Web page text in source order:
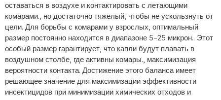
оставаться в воздухе и контактировать с летающими
комарами., но достаточно тяжелый, чтобы не ускользнуть от
цели. Для борьбы с комарами у взрослых, оптимальный
размер постоянно находится в диапазоне 5–25 микрон.. Этот
особый размер гарантирует, что капли будут плавать в
воздушном столбе, где активны комары., максимизация
вероятности контакта. Достижение этого баланса имеет
решающее значение для максимизации эффективности
инсектицидов при минимизации химических отходов и